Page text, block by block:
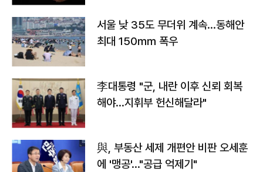
서울 낮 35도 무더위 계속…동해안
최대 150㎜ 폭우
李대통령 "군, 내란 이후 신뢰 회복
해야…지휘부 헌신해달라"
與, 부동산 세제 개편안 비판 오세훈
에 '맹공'…"공급 억제기"